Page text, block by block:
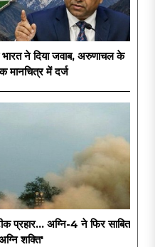
ने दिया जवाब, अरुणाचल के
मानचित्र में दर्ज
अग्नि-4 ने फिर साबित
शक्ति'